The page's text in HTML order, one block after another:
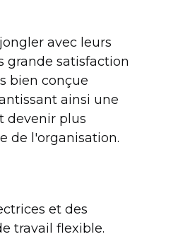
avec leurs
grande satisfaction
bien conçue
ainsi une
devenir plus
de l'organisation.
et des
travail flexible.